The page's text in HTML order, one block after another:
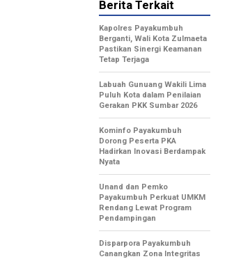
Berita Terkait
Kapolres Payakumbuh
Berganti, Wali Kota Zulmaeta
Pastikan Sinergi Keamanan
Tetap Terjaga
Labuah Gunuang Wakili Lima
Puluh Kota dalam Penilaian
Gerakan PKK Sumbar 2026
Kominfo Payakumbuh
Dorong Peserta PKA
Hadirkan Inovasi Berdampak
Nyata
Unand dan Pemko
Payakumbuh Perkuat UMKM
Rendang Lewat Program
Pendampingan
Disparpora Payakumbuh
Canangkan Zona Integritas